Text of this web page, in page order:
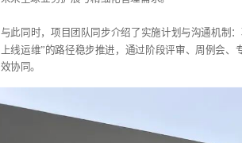
与此同时，项目团队同步介绍了实施计划与沟通机
上线运维”的路径稳步推进，通过阶段评审、周例会
效协同。